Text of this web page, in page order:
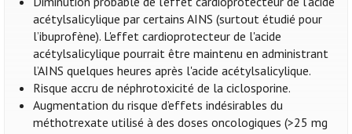
acétylsalicylique par certains AINS (surtout étudié pour
l’ibuprofène). L'effet cardioprotecteur de l'acide
acétylsalicylique pourrait être maintenu en administrant
l’AINS quelques heures après l'acide acétylsalicylique.
Risque accru de néphrotoxicité de la ciclosporine.
Augmentation du risque d’effets indésirables du
méthotrexate utilisé à des doses oncologiques (>25 mg